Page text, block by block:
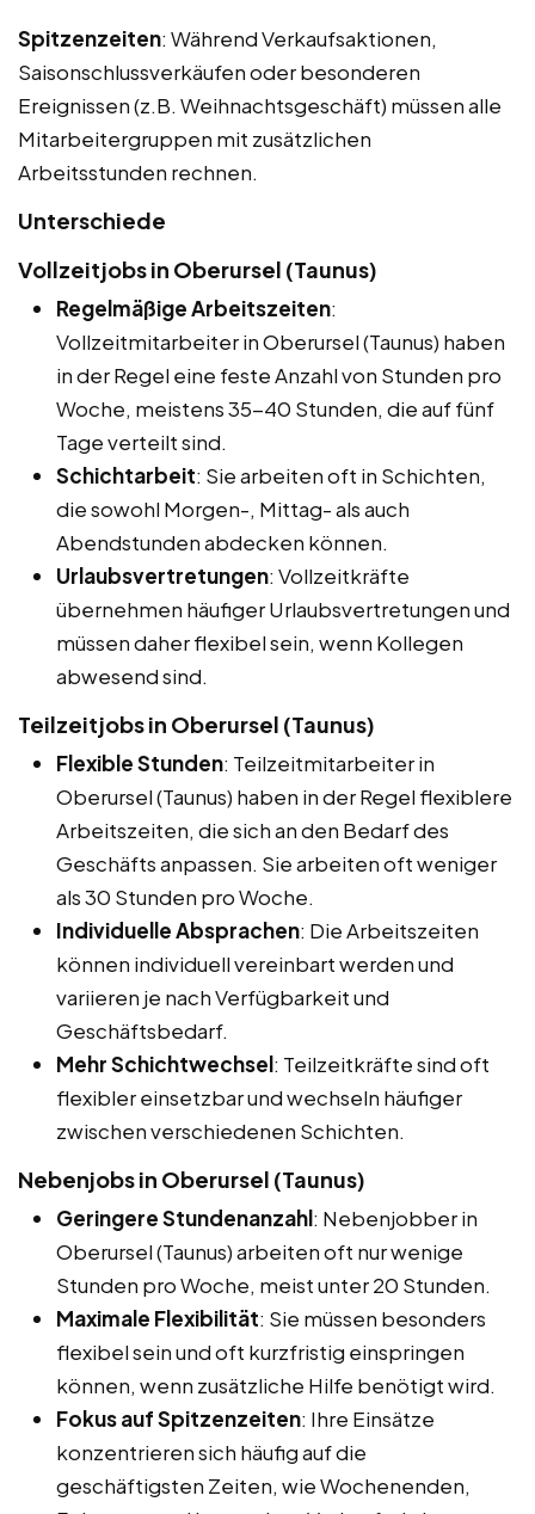
Spitzenzeiten: Während Verkaufsaktionen,
Saisonschlussverkäufen oder besonderen
Ereignissen (z.B. Weihnachtsgeschäft) müssen alle
Mitarbeitergruppen mit zusätzlichen
Arbeitsstunden rechnen.
Unterschiede
Vollzeitjobs in Oberursel (Taunus)
Regelmäßige Arbeitszeiten:
Vollzeitmitarbeiter in Oberursel (Taunus) haben
in der Regel eine feste Anzahl von Stunden pro
Woche, meistens 35-40 Stunden, die auf fünf
Tage verteilt sind.
Schichtarbeit: Sie arbeiten oft in Schichten,
die sowohl Morgen-, Mittag- als auch
Abendstunden abdecken können.
Urlaubsvertretungen: Vollzeitkräfte
übernehmen häufiger Urlaubsvertretungen und
müssen daher flexibel sein, wenn Kollegen
abwesend sind.
Teilzeitjobs in Oberursel (Taunus)
Flexible Stunden: Teilzeitmitarbeiter in
Oberursel (Taunus) haben in der Regel flexiblere
Arbeitszeiten, die sich an den Bedarf des
Geschäfts anpassen. Sie arbeiten oft weniger
als 30 Stunden pro Woche.
Individuelle Absprachen: Die Arbeitszeiten
können individuell vereinbart werden und
variieren je nach Verfügbarkeit und
Geschäftsbedarf.
Mehr Schichtwechsel: Teilzeitkräfte sind oft
flexibler einsetzbar und wechseln häufiger
zwischen verschiedenen Schichten.
Nebenjobs in Oberursel (Taunus)
Geringere Stundenanzahl: Nebenjobber in
Oberursel (Taunus) arbeiten oft nur wenige
Stunden pro Woche, meist unter 20 Stunden.
Maximale Flexibilität: Sie müssen besonders
flexibel sein und oft kurzfristig einspringen
können, wenn zusätzliche Hilfe benötigt wird.
Fokus auf Spitzenzeiten: Ihre Einsätze
konzentrieren sich häufig auf die
geschäftigsten Zeiten, wie Wochenenden,